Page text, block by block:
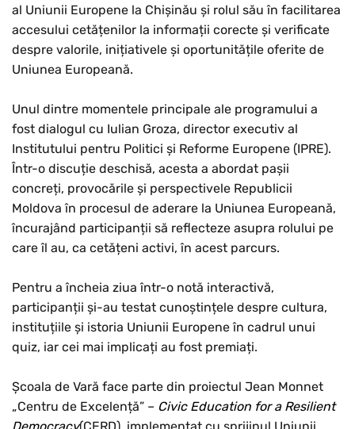
al Uniunii Europene la Chișinău și rolul său în facilitarea
accesului cetățenilor la informații corecte și verificate
despre valorile, inițiativele și oportunitățile oferite de
Uniunea Europeană.
Unul dintre momentele principale ale programului a
fost dialogul cu Iulian Groza, director executiv al
Institutului pentru Politici și Reforme Europene (IPRE).
Într-o discuție deschisă, acesta a abordat pașii
concreți, provocările și perspectivele Republicii
Moldova în procesul de aderare la Uniunea Europeană,
încurajând participanții să reflecteze asupra rolului pe
care îl au, ca cetățeni activi, în acest parcurs.
Pentru a încheia ziua într-o notă interactivă,
participanții și-au testat cunoștințele despre cultura,
instituțiile și istoria Uniunii Europene în cadrul unui
quiz, iar cei mai implicați au fost premiați.
Școala de Vară face parte din proiectul Jean Monnet
„Centru de Excelență” – Civic Education for a Resilient
Democracy(CERD), implementat cu sprijinul Uniunii